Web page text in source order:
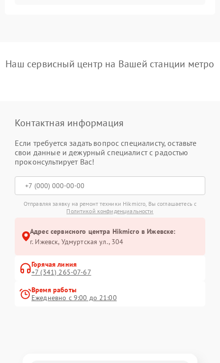
Наш сервисный центр на Вашей станции метро
Контактная информация
Если требуется задать вопрос специалисту, оставьте
свои данные и дежурный специалист с радостью
проконсультирует Вас!
Отправляя заявку на ремонт техники Hikmicro, Вы соглашаетесь с
Политикой конфиденциальности
Адрес сервисного центра Hikmicro в Ижевске:
г. Ижевск, Удмуртская ул., 304
Горячая линия
+7 (341) 265-07-67
Время работы
Ежедневно с 9:00 до 21:00